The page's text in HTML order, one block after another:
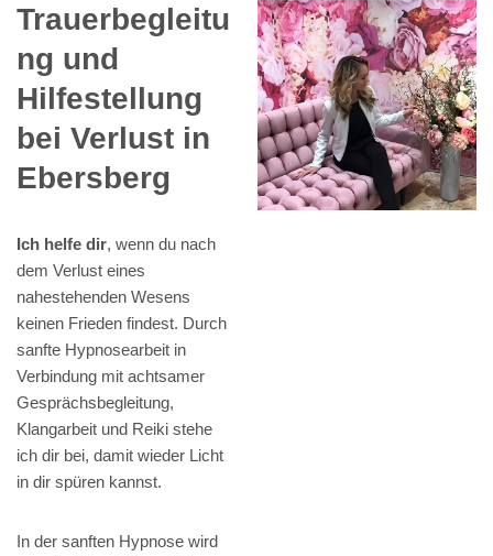
Trauerbegleitu
ng und
Hilfestellung
bei Verlust in
Ebersberg
Ich helfe dir, wenn du nach
dem Verlust eines
nahestehenden Wesens
keinen Frieden findest. Durch
sanfte Hypnosearbeit in
Verbindung mit achtsamer
Gesprächsbegleitung,
Klangarbeit und Reiki stehe
ich dir bei, damit wieder Licht
in dir spüren kannst.
In der sanften Hypnose wird